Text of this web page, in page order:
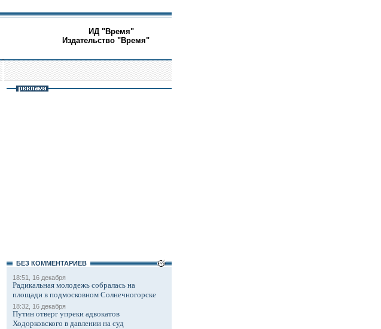
ИД "Время"
Издательство "Время"
БЕЗ КОМMЕНТАРИЕВ
18:51, 16 декабря
Радикальная молодежь собралась на
площади в подмосковном Солнечногорске
18:32, 16 декабря
Путин отверг упреки адвокатов
Ходорковского в давлении на суд